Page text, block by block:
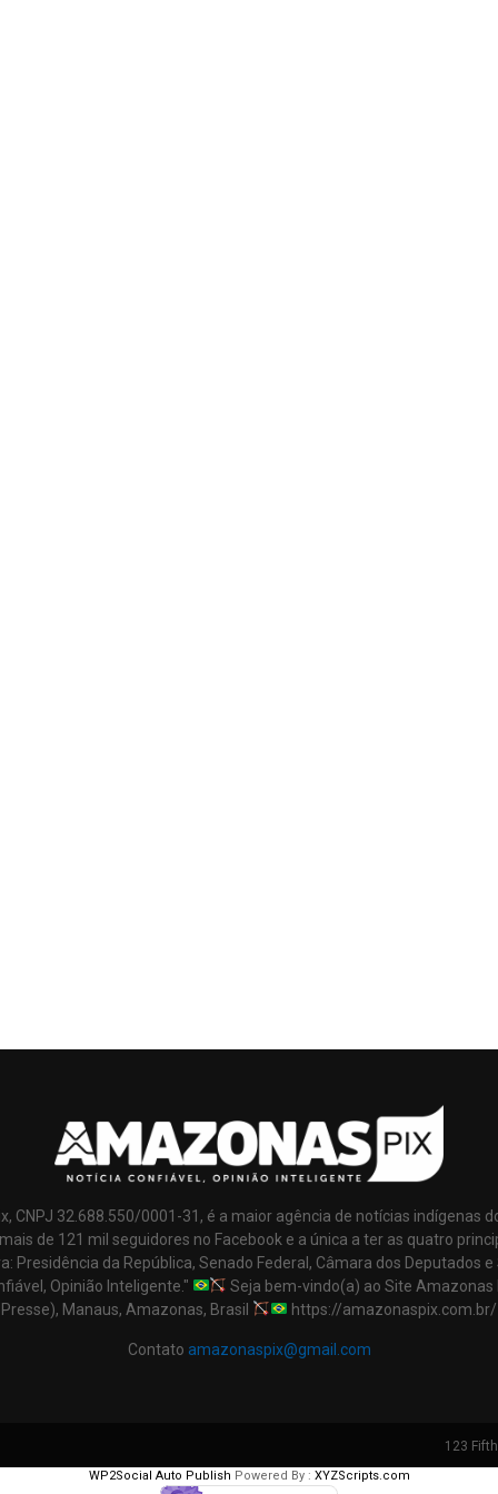
CNPJ 32.688.550/0001-31, é a maior agência de notícias indígenas
de 121 mil seguidores no Facebook e a única a ter as quatro
Presidência da República, Senado Federal, Câmara dos Deputados
Opinião Inteligente."
Seja bem-vindo(a) ao Site
Presse), Manaus, Amazonas, Brasil
https://amazonaspix.com.br/
Contato amazonaspix@gmail.com
123
WP2Social Auto Publish Powered By : XYZScripts.com